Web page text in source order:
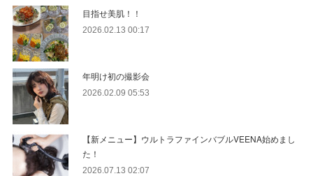
目指せ美肌！！
2026.02.13 00:17
年明け初の撮影会
2026.02.09 05:53
【新メニュー】ウルトラファインバブルVEENA始めまし
た！
2026.07.13 02:07